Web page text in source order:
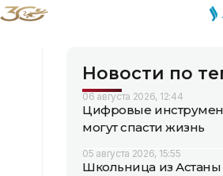
Новости по
06 августа 2026, 12:44
Цифровые
могут спасти жизнь
05 августа 2026, 15:55
Школьница из Астаны